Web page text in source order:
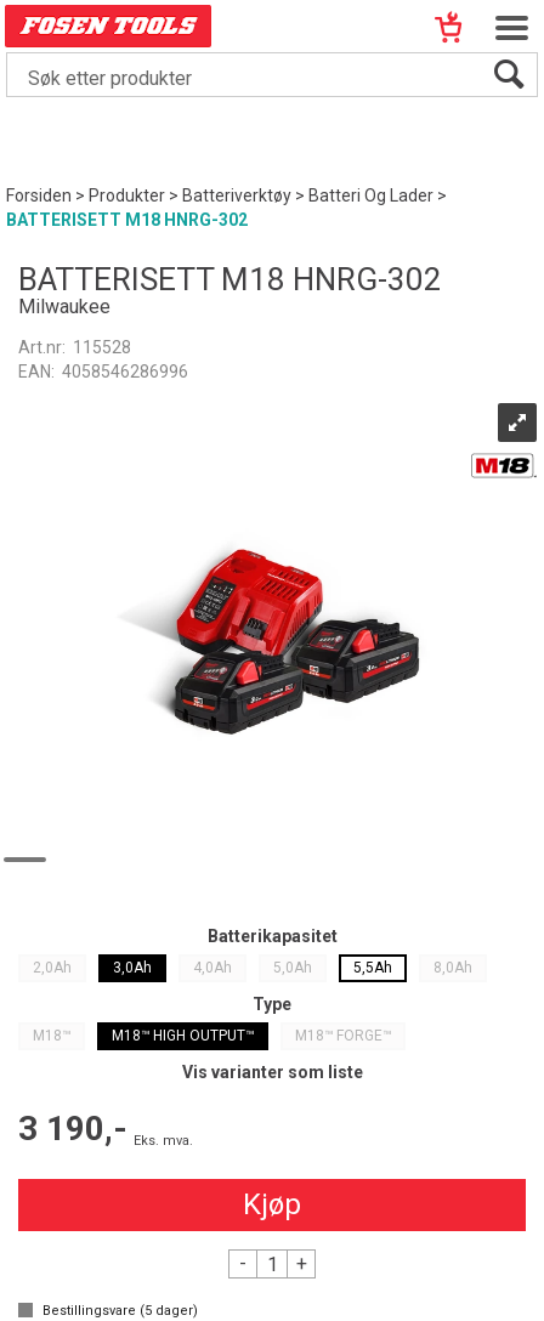
Forsiden>Produkter>Batteriverktøy>Batteri Og Lader>
BATTERISETT M18 HNRG-302
BATTERISETT M18 HNRG-302
Milwaukee
Art.nr: 115528
EAN: 4058546286996
Batterikapasitet
2,0Ah 3,0Ah 4,0Ah 5,0Ah 5,5Ah 8,0Ah
Type
M18™ M18™ HIGH OUTPUT™ M18™ FORGE™
Vis varianter som liste
3 190,- Eks. mva.
Kjøp
- +
Bestillingsvare (5 dager)